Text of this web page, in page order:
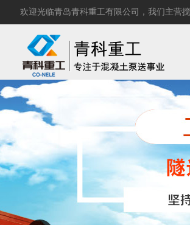
欢迎光临青岛青科重工有限公司，我们主营